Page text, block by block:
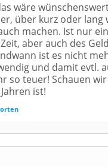
wäre
über kurz oder lang
machen. Ist nur
aber auch des
ist es nicht
und damit evtl.
so teuer! Schauen
ist!